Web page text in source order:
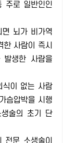
주로 일반인인
뇌가 비가역
사람이 즉시
발생한 사람을
식이 없는 사람
슴압박을 시행
생술의 초기 단
문 소생술이